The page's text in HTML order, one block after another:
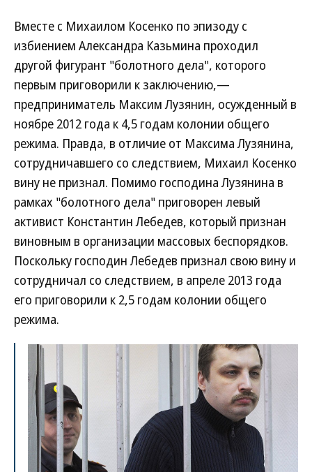
Вместе с Михаилом Косенко по эпизоду с
избиением Александра Казьмина проходил
другой фигурант "болотного дела", которого
первым приговорили к заключению,—
предприниматель Максим Лузянин, осужденный в
ноябре 2012 года к 4,5 годам колонии общего
режима. Правда, в отличие от Максима Лузянина,
сотрудничавшего со следствием, Михаил Косенко
вину не признал. Помимо господина Лузянина в
рамках "болотного дела" приговорен левый
активист Константин Лебедев, который признан
виновным в организации массовых беспорядков.
Поскольку господин Лебедев признал свою вину и
сотрудничал со следствием, в апреле 2013 года
его приговорили к 2,5 годам колонии общего
режима.